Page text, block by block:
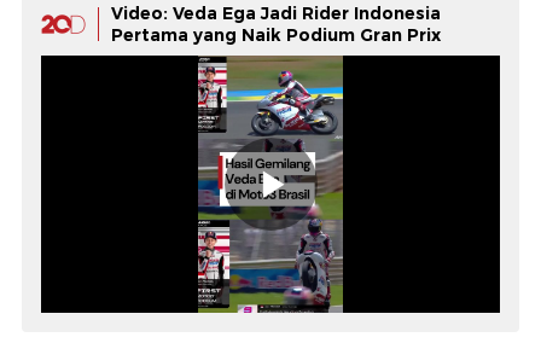
Video: Veda Ega Jadi Rider Indonesia
Pertama yang Naik Podium Gran Prix